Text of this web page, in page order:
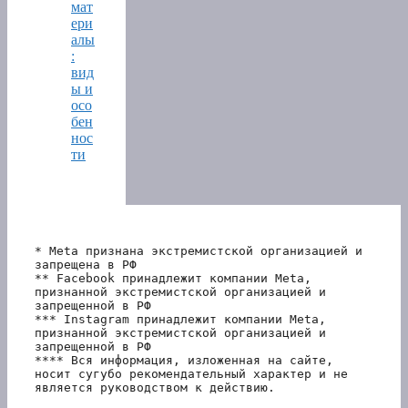
мат
ери
алы
:
вид
ы и
осо
бен
нос
ти
* Meta признана экстремистской организацией и
запрещена в РФ
** Facebook принадлежит компании Meta,
признанной экстремистской организацией и
запрещенной в РФ
*** Instagram принадлежит компании Meta,
признанной экстремистской организацией и
запрещенной в РФ
**** Вся информация, изложенная на сайте,
носит сугубо рекомендательный характер и не
является руководством к действию.